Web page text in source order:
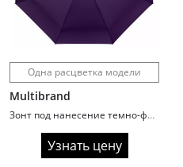
Одна расцветка модели
Multibrand
Зонт под нанесение темно-фиолетового цвета
Узнать цену